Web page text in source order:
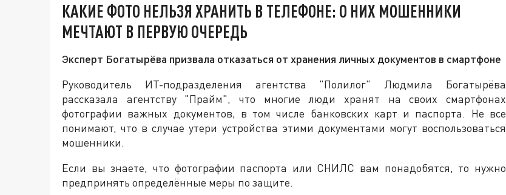
КАКИЕ ФОТО НЕЛЬЗЯ ХРАНИТЬ В ТЕЛЕФОНЕ: О НИХ МОШЕННИКИ
МЕЧТАЮТ В ПЕРВУЮ ОЧЕРЕДЬ
Эксперт Богатырёва призвала отказаться от хранения личных документов в смартфоне
Руководитель ИТ-подразделения агентства "Полилог" Людмила Богатырёва
рассказала агентству "Прайм", что многие люди хранят на своих смартфонах
фотографии важных документов, в том числе банковских карт и паспорта. Не все
понимают, что в случае утери устройства этими документами могут воспользоваться
мошенники.
Если вы знаете, что фотографии паспорта или СНИЛС вам понадобятся, то нужно
предпринять определённые меры по защите.